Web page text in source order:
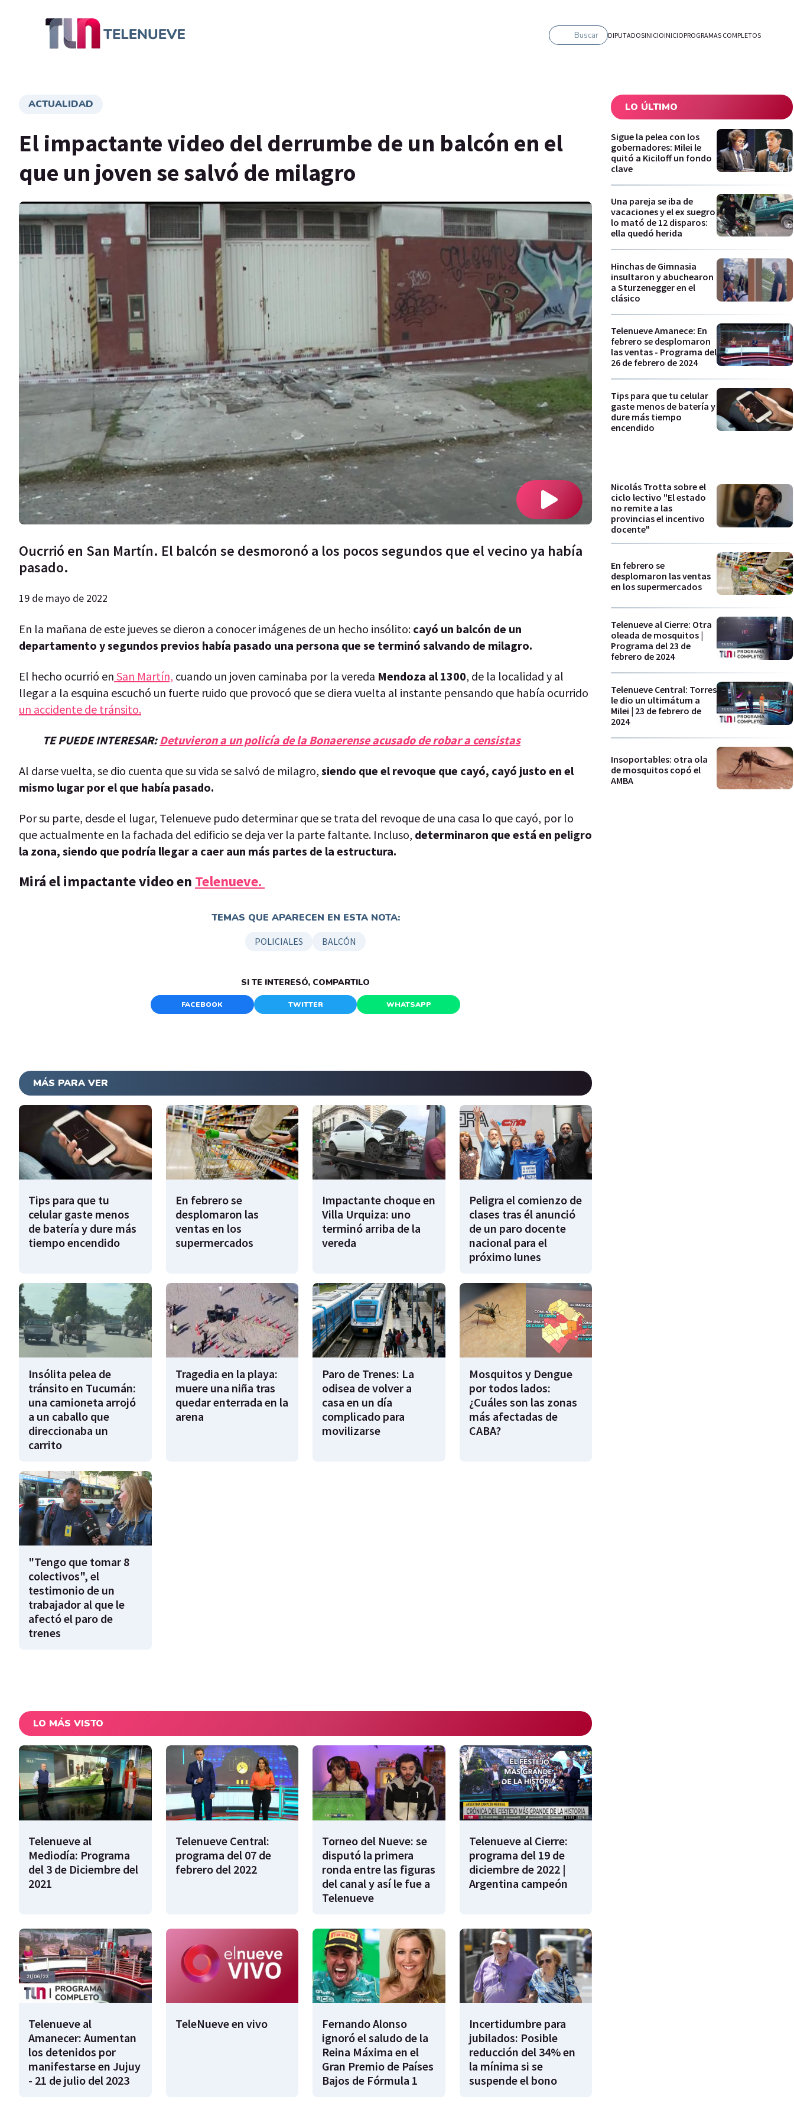
Buscar DIPUTADOSINICIOINICIOPROGRAMAS COMPLETOS
ACTUALIDAD
El impactante video del derrumbe de un balcón en el
que un joven se salvó de milagro
Oucrrió en San Martín. El balcón se desmoronó a los pocos segundos que el vecino ya había
pasado.
19 de mayo de 2022
En la mañana de este jueves se dieron a conocer imágenes de un hecho insólito: cayó un balcón de un
departamento y segundos previos había pasado una persona que se terminó salvando de milagro.
El hecho ocurrió en San Martín, cuando un joven caminaba por la vereda Mendoza al 1300, de la localidad y al
llegar a la esquina escuchó un fuerte ruido que provocó que se diera vuelta al instante pensando que había ocurrido
un accidente de tránsito.
TE PUEDE INTERESAR: Detuvieron a un policía de la Bonaerense acusado de robar a censistas
Al darse vuelta, se dio cuenta que su vida se salvó de milagro, siendo que el revoque que cayó, cayó justo en el
mismo lugar por el que había pasado.
Por su parte, desde el lugar, Telenueve pudo determinar que se trata del revoque de una casa lo que cayó, por lo
que actualmente en la fachada del edificio se deja ver la parte faltante. Incluso, determinaron que está en peligro
la zona, siendo que podría llegar a caer aun más partes de la estructura.
Mirá el impactante video en Telenueve.
TEMAS QUE APARECEN EN ESTA NOTA:
POLICIALES BALCÓN
SI TE INTERESÓ, COMPARTILO
FACEBOOK TWITTER WHATSAPP
MÁS PARA VER
Tips para que tu
celular gaste menos
de batería y dure más
tiempo encendido
En febrero se
desplomaron las
ventas en los
supermercados
Impactante choque en
Villa Urquiza: uno
terminó arriba de la
vereda
Peligra el comienzo de
clases tras él anunció
de un paro docente
nacional para el
próximo lunes
Insólita pelea de
tránsito en Tucumán:
una camioneta arrojó
a un caballo que
direccionaba un
carrito
Tragedia en la playa:
muere una niña tras
quedar enterrada en la
arena
Paro de Trenes: La
odisea de volver a
casa en un día
complicado para
movilizarse
Mosquitos y Dengue
por todos lados:
¿Cuáles son las zonas
más afectadas de
CABA?
"Tengo que tomar 8
colectivos", el
testimonio de un
trabajador al que le
afectó el paro de
trenes
LO MÁS VISTO
Telenueve al
Mediodía: Programa
del 3 de Diciembre del
2021
Telenueve Central:
programa del 07 de
febrero del 2022
Torneo del Nueve: se
disputó la primera
ronda entre las figuras
del canal y así le fue a
Telenueve
Telenueve al Cierre:
programa del 19 de
diciembre de 2022 |
Argentina campeón
Telenueve al
Amanecer: Aumentan
los detenidos por
manifestarse en Jujuy
- 21 de julio del 2023
TeleNueve en vivo
Fernando Alonso
ignoró el saludo de la
Reina Máxima en el
Gran Premio de Países
Bajos de Fórmula 1
Incertidumbre para
jubilados: Posible
reducción del 34% en
la mínima si se
suspende el bono
LO ÚLTIMO
Sigue la pelea con los
gobernadores: Milei le
quitó a Kiciloff un fondo
clave
Una pareja se iba de
vacaciones y el ex suegro
lo mató de 12 disparos:
ella quedó herida
Hinchas de Gimnasia
insultaron y abuchearon
a Sturzenegger en el
clásico
Telenueve Amanece: En
febrero se desplomaron
las ventas - Programa del
26 de febrero de 2024
Tips para que tu celular
gaste menos de batería y
dure más tiempo
encendido
Nicolás Trotta sobre el
ciclo lectivo "El estado
no remite a las
provincias el incentivo
docente"
En febrero se
desplomaron las ventas
en los supermercados
Telenueve al Cierre: Otra
oleada de mosquitos |
Programa del 23 de
febrero de 2024
Telenueve Central: Torres
le dio un ultimátum a
Milei | 23 de febrero de
2024
Insoportables: otra ola
de mosquitos copó el
AMBA